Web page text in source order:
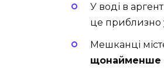
У воді в
це приблизно
Мешканці
щонайменше